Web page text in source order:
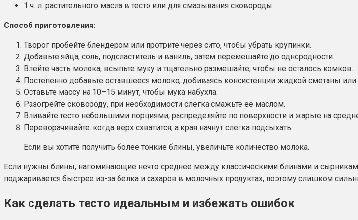
1 ч. л. растительного масла в тесто или для смазывания сковороды.
Способ приготовления:
Творог пробейте блендером или протрите через сито, чтобы убрать крупинки.
Добавьте яйца, соль, подсластитель и ваниль, затем перемешайте до однородности.
Влейте часть молока, всыпьте муку и тщательно размешайте, чтобы не осталось комков.
Постепенно добавьте оставшееся молоко, добиваясь консистенции жидкой сметаны или
Оставьте массу на 10–15 минут, чтобы мука набухла.
Разогрейте сковороду, при необходимости слегка смажьте ее маслом.
Вливайте тесто небольшими порциями, распределяйте по поверхности и жарьте на
Переворачивайте, когда верх схватится, а края начнут слегка подсыхать.
Если вы хотите получить более тонкие блины, увеличьте количество молока.
Если нужны блины, напоминающие нечто среднее между классическими блинами и
поджаривается быстрее из-за белка и сахаров в молочных продуктах, поэтому слишком
Как сделать тесто идеальным и избежать ошибок